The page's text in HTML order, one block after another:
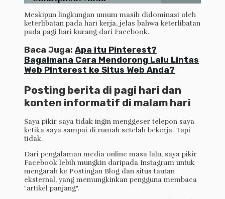
Meskipun lingkungan umum masih didominasi oleh
keterlibatan pada hari kerja, jelas bahwa keterlibatan
pada pagi hari kurang dari Facebook.
Baca Juga: Apa itu Pinterest?
Bagaimana Cara Mendorong Lalu Lintas
Web Pinterest ke Situs Web Anda?
Posting berita di pagi hari dan
konten informatif di malam hari
Saya pikir saya tidak ingin menggeser telepon saya
ketika saya sampai di rumah setelah bekerja. Tapi
tidak.
Dari pengalaman media online masa lalu, saya pikir
Facebook lebih mungkin daripada Instagram untuk
mengarah ke Postingan Blog dan situs tautan
eksternal, yang memungkinkan pengguna membaca
"artikel panjang".